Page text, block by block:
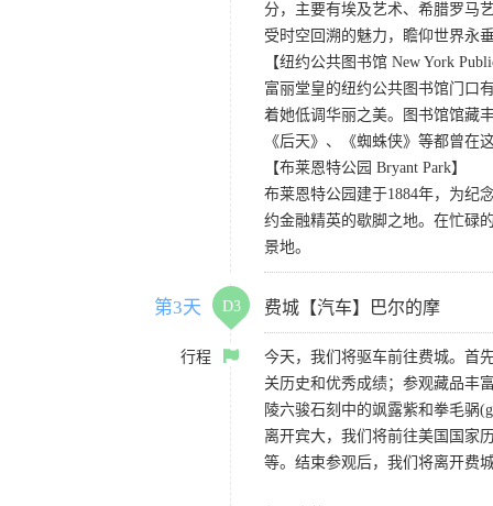
分，主要有埃及艺术、希腊罗马
受时空回溯的魅力，瞻仰世界永
【纽约公共图书馆 New York
富丽堂皇的纽约公共图书馆门口
着她低调华丽之美。图书馆馆藏
《后天》、《蜘蛛侠》等都曾在
【布莱恩特公园 Bryant Park】
布莱恩特公园建于1884年，为纪
约金融精英的歇脚之地。在忙碌
景地。
第3天 D3 费城【汽车】巴尔的摩
行程
今天，我们将驱车前往费城。首
关历史和优秀成绩；参观藏品丰
陵六骏石刻中的飒露紫和拳毛䯄
离开宾大，我们将前往美国国家
等。结束参观后，我们将离开费